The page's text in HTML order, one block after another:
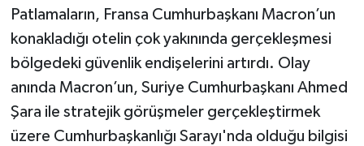
Patlamaların, Fransa Cumhurbaşkanı Macron’un
konakladığı otelin çok yakınında gerçekleşmesi
bölgedeki güvenlik endişelerini artırdı. Olay
anında Macron’un, Suriye Cumhurbaşkanı Ahmed
Şara ile stratejik görüşmeler gerçekleştirmek
üzere Cumhurbaşkanlığı Sarayı'nda olduğu bilgisi